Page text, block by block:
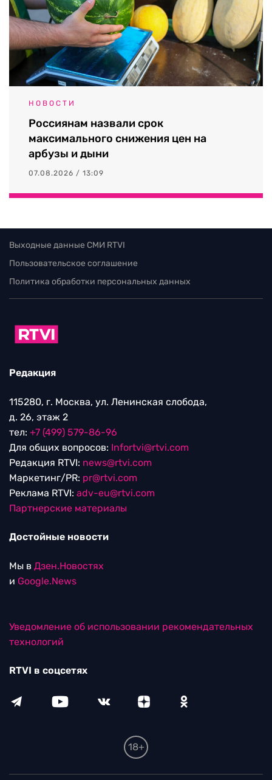
НОВОСТИ
Россиянам назвали срок
максимального снижения цен на
арбузы и дыни
07.08.2026 / 13:09
Выходные данные СМИ RTVI
Пользовательское соглашение
Политика обработки персональных данных
Редакция
115280, г. Москва, ул. Ленинская слобода,
д. 26, этаж 2
тел: +7 (499) 579-86-96
Для общих вопросов: Infortvi@rtvi.com
Редакция RTVI: news@rtvi.com
Маркетинг/PR: pr@rtvi.com
Реклама RTVI: adv-eu@rtvi.com
Партнерские материалы
Достойные новости
Мы в Дзен.Новостях
и Google.News
Уведомление об использовании рекомендательных
технологий
RTVI в соцсетях
18+